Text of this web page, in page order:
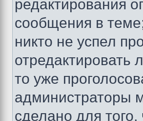
редактирования
сообщения в
никто не успел
отредактировать
то уже
администраторы
сделано для